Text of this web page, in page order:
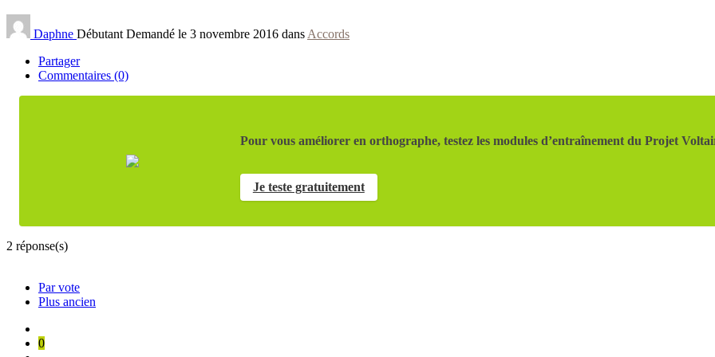
Daphne Débutant Demandé le 3 novembre 2016 dans Accords
Partager
Commentaires (0)
Pour vous améliorer en orthographe, testez les modules d’entraînement du Projet
Je teste gratuitement
2 réponse(s)
Par vote
Plus ancien
0